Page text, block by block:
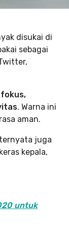
disukai di
sebagai
fokus,
. Warna ini
aman.
juga
kepala,
untuk